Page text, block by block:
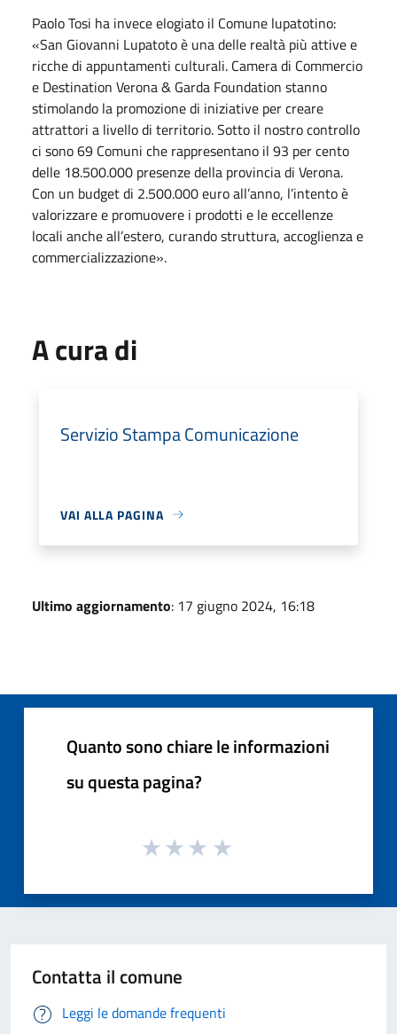
Paolo Tosi ha invece elogiato il Comune lupatotino:
«San Giovanni Lupatoto è una delle realtà più attive e
ricche di appuntamenti culturali. Camera di Commercio
e Destination Verona & Garda Foundation stanno
stimolando la promozione di iniziative per creare
attrattori a livello di territorio. Sotto il nostro controllo
ci sono 69 Comuni che rappresentano il 93 per cento
delle 18.500.000 presenze della provincia di Verona.
Con un budget di 2.500.000 euro all’anno, l’intento è
valorizzare e promuovere i prodotti e le eccellenze
locali anche all’estero, curando struttura, accoglienza e
commercializzazione».
A cura di
Servizio Stampa Comunicazione
VAI ALLA PAGINA
Ultimo aggiornamento: 17 giugno 2024, 16:18
Quanto sono chiare le informazioni
su questa pagina?
Contatta il comune
Leggi le domande frequenti